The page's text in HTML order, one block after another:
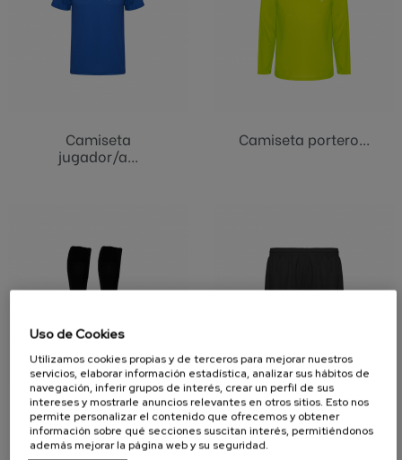
Camiseta
jugador/a...
Camiseta portero...
Medias de
entrenamiento...
Pantalón
entrenamiento
Peña...
Uso de Cookies
Utilizamos cookies propias y de terceros para mejorar nuestros
servicios, elaborar información estadística, analizar sus hábitos de
navegación, inferir grupos de interés, crear un perfil de sus
intereses y mostrarle anuncios relevantes en otros sitios. Esto nos
permite personalizar el contenido que ofrecemos y obtener
información sobre qué secciones suscitan interés, permitiéndonos
además mejorar la página web y su seguridad.